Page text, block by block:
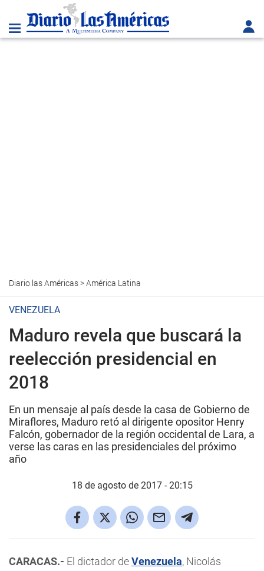
Diario las Américas>América Latina
VENEZUELA
Maduro revela que buscará la
reelección presidencial en
2018
En un mensaje al país desde la casa de Gobierno de
Miraflores, Maduro retó al dirigente opositor Henry
Falcón, gobernador de la región occidental de Lara, a
verse las caras en las presidenciales del próximo
año
18 de agosto de 2017 - 20:15
CARACAS.- El dictador deVenezuela, Nicolás